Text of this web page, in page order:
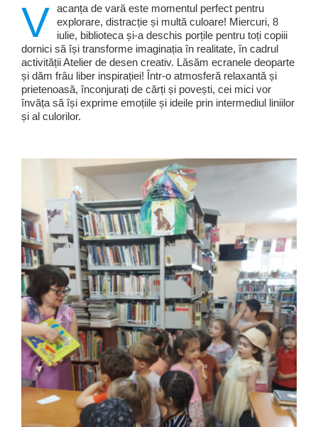
V acanța de vară este momentul perfect pentru
explorare, distracție și multă culoare! Miercuri, 8
iulie, biblioteca și-a deschis porțile pentru toți copiii
dornici să își transforme imaginația în realitate, în cadrul
activității Atelier de desen creativ. Lăsăm ecranele deoparte
și dăm frâu liber inspirației! Într-o atmosferă relaxantă și
prietenoasă, înconjurați de cărți și povești, cei mici vor
învăța să își exprime emoțiile și ideile prin intermediul liniilor
și al culorilor.